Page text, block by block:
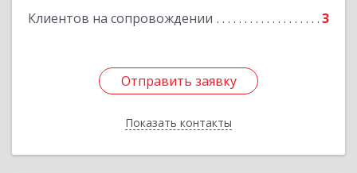
Клиентов на сопровождении 3
Отправить заявку
Показать контакты
Подробнее
Отправить заявку
Назад